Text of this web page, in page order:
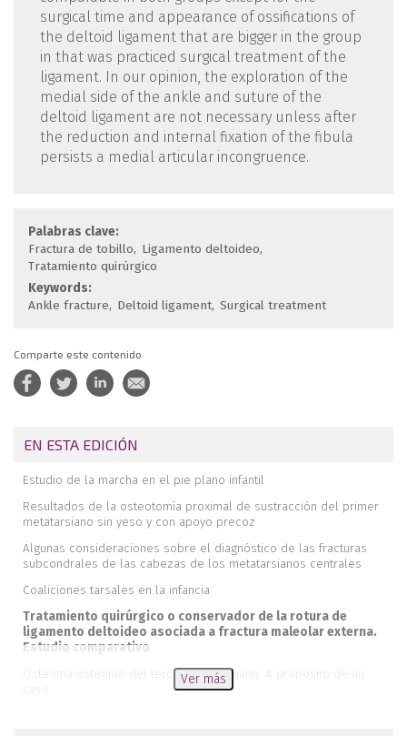
surgical time and appearance of ossifications of
the deltoid ligament that are bigger in the group
in that was practiced surgical treatment of the
ligament. In our opinion, the exploration of the
medial side of the ankle and suture of the
deltoid ligament are not necessary unless after
the reduction and internal fixation of the fibula
persists a medial articular incongruence.
Palabras clave:
Fractura de tobillo
Ligamento deltoideo
Tratamiento quirúrgico
Keywords:
Ankle fracture
Deltoid ligament Surgical treatment
Comparte este contenido
EN ESTA EDICIÓN
Estudio de la marcha en el pie plano infantil
Resultados de la osteotomía proximal de sustracción del primer
metatarsiano sin yeso y con apoyo precoz
Algunas consideraciones sobre el diagnóstico de las fracturas
subcondrales de las cabezas de los metatarsianos centrales
Coaliciones tarsales en la infancia
Tratamiento quirúrgico o conservador de la rotura de
ligamento deltoideo asociada a fractura maleolar externa.
Estudio comparativo
Osteoma osteoide del tercer metatarsiano. A propósito de un
Ver más